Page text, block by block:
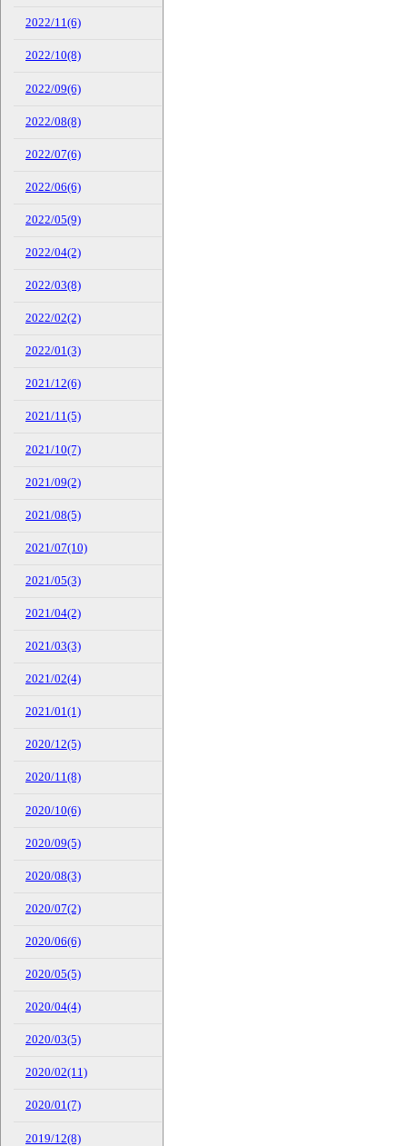
2022/11(6)
2022/10(8)
2022/09(6)
2022/08(8)
2022/07(6)
2022/06(6)
2022/05(9)
2022/04(2)
2022/03(8)
2022/02(2)
2022/01(3)
2021/12(6)
2021/11(5)
2021/10(7)
2021/09(2)
2021/08(5)
2021/07(10)
2021/05(3)
2021/04(2)
2021/03(3)
2021/02(4)
2021/01(1)
2020/12(5)
2020/11(8)
2020/10(6)
2020/09(5)
2020/08(3)
2020/07(2)
2020/06(6)
2020/05(5)
2020/04(4)
2020/03(5)
2020/02(11)
2020/01(7)
2019/12(8)